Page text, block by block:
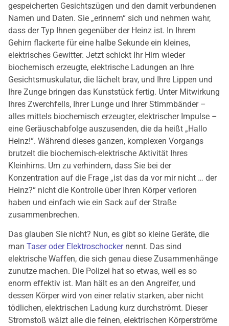
gespeicherten Gesichtszügen und den damit verbundenen
Namen und Daten. Sie „erinnern“ sich und nehmen wahr,
dass der Typ Ihnen gegenüber der Heinz ist. In Ihrem
Gehirn flackerte für eine halbe Sekunde ein kleines,
elektrisches Gewitter. Jetzt schickt Ihr Hirn wieder
biochemisch erzeugte, elektrische Ladungen an Ihre
Gesichtsmuskulatur, die lächelt brav, und Ihre Lippen und
Ihre Zunge bringen das Kunststück fertig. Unter Mitwirkung
Ihres Zwerchfells, Ihrer Lunge und Ihrer Stimmbänder –
alles mittels biochemisch erzeugter, elektrischer Impulse –
eine Geräuschabfolge auszusenden, die da heißt „Hallo
Heinz!“. Während dieses ganzen, komplexen Vorgangs
brutzelt die biochemisch-elektrische Aktivität Ihres
Kleinhirns. Um zu verhindern, dass Sie bei der
Konzentration auf die Frage „ist das da vor mir nicht … der
Heinz?“ nicht die Kontrolle über Ihren Körper verloren
haben und einfach wie ein Sack auf der Straße
zusammenbrechen.
Das glauben Sie nicht? Nun, es gibt so kleine Geräte, die
man Taser oder Elektroschocker nennt. Das sind
elektrische Waffen, die sich genau diese Zusammenhänge
zunutze machen. Die Polizei hat so etwas, weil es so
enorm effektiv ist. Man hält es an den Angreifer, und
dessen Körper wird von einer relativ starken, aber nicht
tödlichen, elektrischen Ladung kurz durchströmt. Dieser
Stromstoß wälzt alle die feinen, elektrischen Körperströme